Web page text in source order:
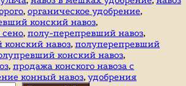
, органическое удобрение,
конский навоз,
, полу-перепревший навоз,
навоз, полуперепревший
конский навоз,
, продажа конского навоза с
конный навоз, удобрения